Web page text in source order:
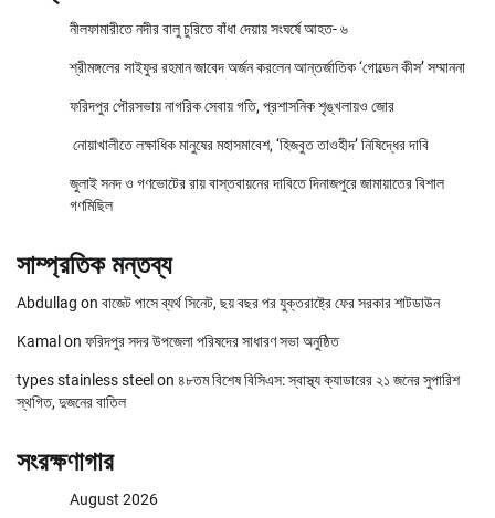
নীলফামারীতে নদীর বালু চুরিতে বাঁধা দেয়ায় সংঘর্ষে আহত- ৬
শ্রীমঙ্গলের সাইফুর রহমান জাবেদ অর্জন করলেন আন্তর্জাতিক ‘গোল্ডেন কীস’ সম্মাননা
ফরিদপুর পৌরসভায় নাগরিক সেবায় গতি, প্রশাসনিক শৃঙ্খলায়ও জোর
নোয়াখালীতে লক্ষাধিক মানুষের মহাসমাবেশ, ‘হিজবুত তাওহীদ’ নিষিদ্ধের দাবি
জুলাই সনদ ও গণভোটের রায় বাস্তবায়নের দাবিতে দিনাজপুরে জামায়াতের বিশাল
গণমিছিল
সাম্প্রতিক মন্তব্য
Abdullag on বাজেট পাসে ব্যর্থ সিনেট, ছয় বছর পর যুক্তরাষ্ট্রে ফের সরকার শাটডাউন
Kamal on ফরিদপুর সদর উপজেলা পরিষদের সাধারণ সভা অনুষ্ঠিত
types stainless steel on ৪৮তম বিশেষ বিসিএস: স্বাস্থ্য ক্যাডারের ২১ জনের সুপারিশ
স্থগিত, দুজনের বাতিল
সংরক্ষণাগার
August 2026